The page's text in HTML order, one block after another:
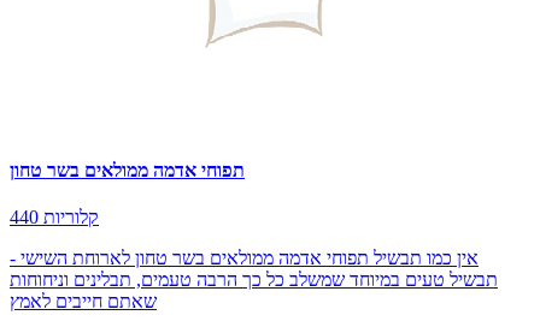
תפוחי אדמה ממולאים בשר טחון
440 קלוריות
אין כמו תבשיל תפוחי אדמה ממולאים בשר טחון לארוחת השישי -
תבשיל טעים במיוחד שמשלב כל כך הרבה טעמים, תבלינים וניחוחות
שאתם חייבים לאמץ